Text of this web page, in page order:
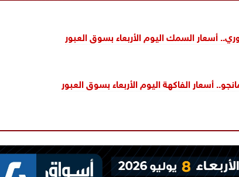
أسعار السمك اليوم الأربعاء بسوق العبور
أسعار الفاكهة اليوم الأربعاء بسوق العبور